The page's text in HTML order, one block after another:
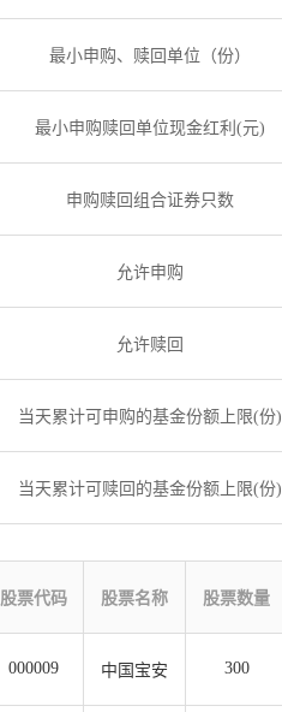
最小申购、赎回单位（份）
最小申购赎回单位现金红利(元)
申购赎回组合证券只数
允许申购
允许赎回
当天累计可申购的基金份额上限(份)
当天累计可赎回的基金份额上限(份)
股票代码 股票名称 股票数量
000009 中国宝安 300